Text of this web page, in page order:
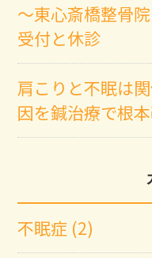
～東心斎橋整骨
受付と休診
肩こりと不眠は
因を鍼治療で根
不眠症 (2)